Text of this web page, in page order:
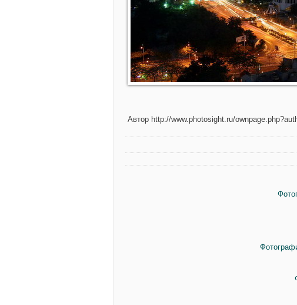
Автор http://www.photosight.ru/